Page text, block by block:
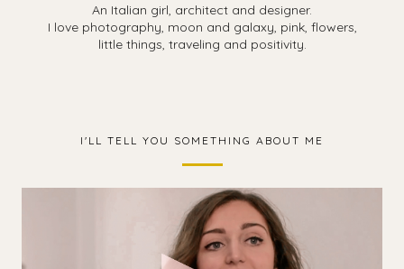
An Italian girl, architect and designer.
I love photography, moon and galaxy, pink, flowers,
little things, traveling and positivity.
I'LL TELL YOU SOMETHING ABOUT ME